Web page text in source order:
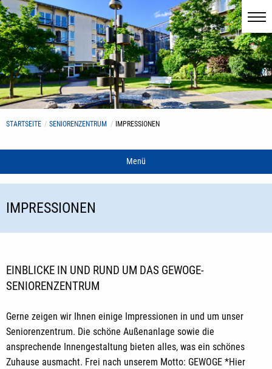
STARTSEITE SENIORENZENTRUM IMPRESSIONEN
Menü
IMPRESSIONEN
EINBLICKE IN UND RUND UM DAS GEWOGE-
SENIORENZENTRUM
Gerne zeigen wir Ihnen einige Impressionen in und um unser
Seniorenzentrum. Die schöne Außenanlage sowie die
ansprechende Innengestaltung bieten alles, was ein schönes
Zuhause ausmacht. Frei nach unserem Motto: GEWOGE *Hier